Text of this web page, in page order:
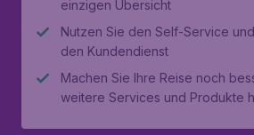
einzigen Übersicht
Nutzen Sie den Self-Service
den Kundendienst
Machen Sie Ihre Reise noch
weitere Services und Produkte